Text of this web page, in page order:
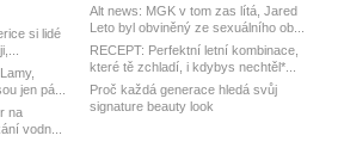
si lidé
jen pá...
na
vodn...
Alt news: MGK v tom zas lítá, Jared
Leto byl obviněný ze sexuálního ob...
RECEPT: Perfektní letní kombinace,
které tě zchladí, i kdybys nechtěl*...
Proč každá generace hledá svůj
signature beauty look